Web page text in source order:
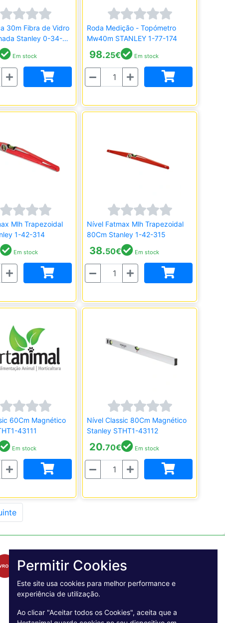
30m Fibra de Vidro
Stanley 0-34-
Em stock
Roda Medição - Topómetro
Mw40m STANLEY 1-77-174
98.25€ Em stock
Quantidade
Mlh Trapezoidal
1-42-314
Em stock
Nível Fatmax Mlh Trapezoidal
80Cm Stanley 1-42-315
38.50€ Em stock
Quantidade
60Cm Magnético
43111
Em stock
Nível Classic 80Cm Magnético
Stanley STHT1-43112
20.70€ Em stock
Quantidade
Permitir Cookies
Este site usa cookies para melhor performance e
experiência de utilização.
Ao clicar "Aceitar todos os Cookies", aceita que a